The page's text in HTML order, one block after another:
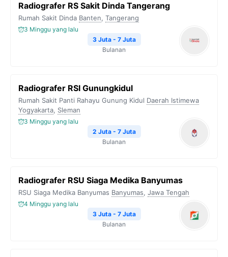
Radiografer RS Sakit Dinda Tangerang
Rumah Sakit Dinda Banten, Tangerang
3 Minggu yang lalu
3 Juta - 7 Juta
Bulanan
Radiografer RSI Gunungkidul
Rumah Sakit Panti Rahayu Gunung Kidul Daerah Istimewa
Yogyakarta, Sleman
3 Minggu yang lalu
2 Juta - 7 Juta
Bulanan
Radiografer RSU Siaga Medika Banyumas
RSU Siaga Medika Banyumas Banyumas, Jawa Tengah
4 Minggu yang lalu
3 Juta - 7 Juta
Bulanan